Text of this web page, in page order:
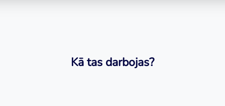
Kā tas darbojas?